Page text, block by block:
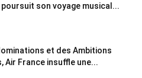
son voyage musical...
et des Ambitions
Air France insuffle une...